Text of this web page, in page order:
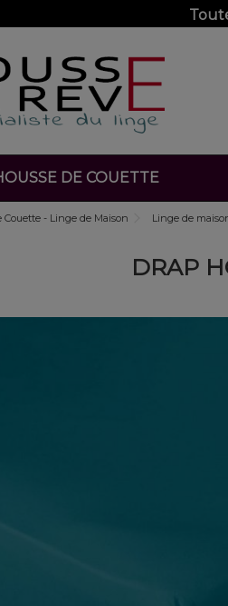
DE COUETTE
Couette - Linge de Maison Linge de
DRAP